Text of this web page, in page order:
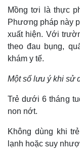
Mồng tơi là thực
Phương pháp này
xuất hiện. Với
theo đau bụng,
khám y tế.
Một số lưu ý khi sử
Trẻ dưới 6 tháng
non nớt.
Không dùng khi
lạnh hoặc suy